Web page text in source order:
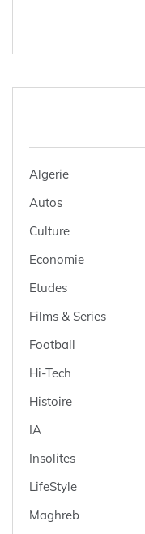
Algerie
Autos
Culture
Economie
Etudes
Films & Series
Football
Hi-Tech
Histoire
IA
Insolites
LifeStyle
Maghreb